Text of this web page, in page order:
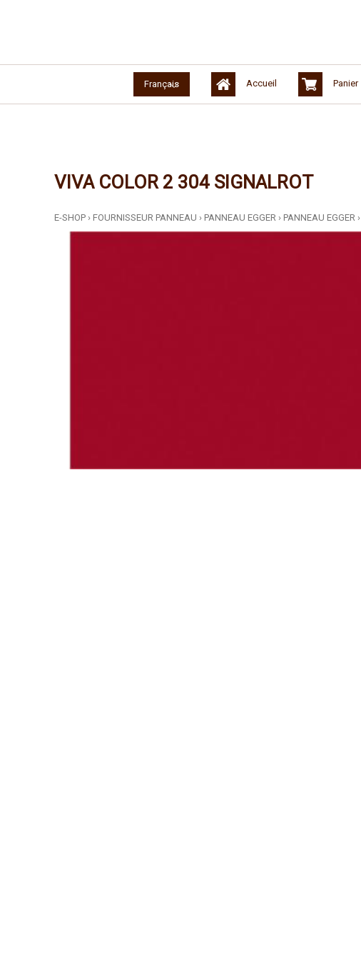
Français Accueil Panier
VIVA COLOR 2 304 SIGNALROT
E-SHOP › FOURNISSEUR PANNEAU › PANNEAU EGGER › PANNEAU EGGER ›